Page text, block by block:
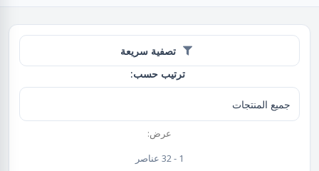
تصفية سريعة
ترتيب حسب:
عرض:
1 - 32 عناصر